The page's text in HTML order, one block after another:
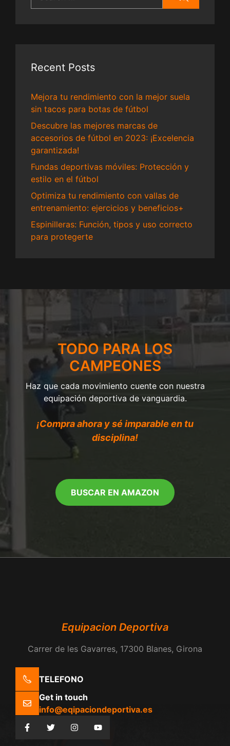
for:
Recent Posts
Mejora tu rendimiento con la mejor suela
sin tacos para botas de fútbol
Descubre las mejores marcas de
accesorios de fútbol en 2023: ¡Excelencia
garantizada!
Fundas deportivas móviles: Protección y
estilo en el fútbol
Optimiza tu rendimiento con vallas de
entrenamiento: ejercicios y beneficios+
Espinilleras: Función, tipos y uso correcto
para protegerte
TODO PARA LOS
CAMPEONES
Haz que cada movimiento cuente con nuestra
equipación deportiva de vanguardia.
¡Compra ahora y sé imparable en tu
disciplina!
BUSCAR EN AMAZON
Equipacion Deportiva
Carrer de les Gavarres, 17300 Blanes, Girona
TELEFONO
Get in touch
info@eqipaciondeportiva.es